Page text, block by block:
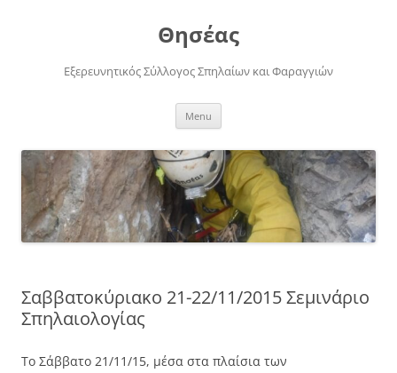
Θησέας
Εξερευνητικός Σύλλογος Σπηλαίων και Φαραγγιών
Menu
Σαββατοκύριακο 21-22/11/2015 Σεμινάριο
Σπηλαιολογίας
Το Σάββατο 21/11/15, μέσα στα πλαίσια των